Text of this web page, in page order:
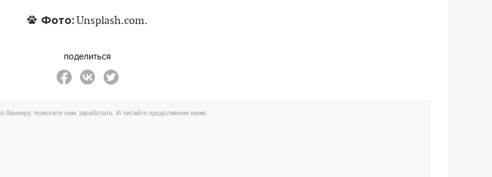
Фото:Unsplash.com.
поделиться